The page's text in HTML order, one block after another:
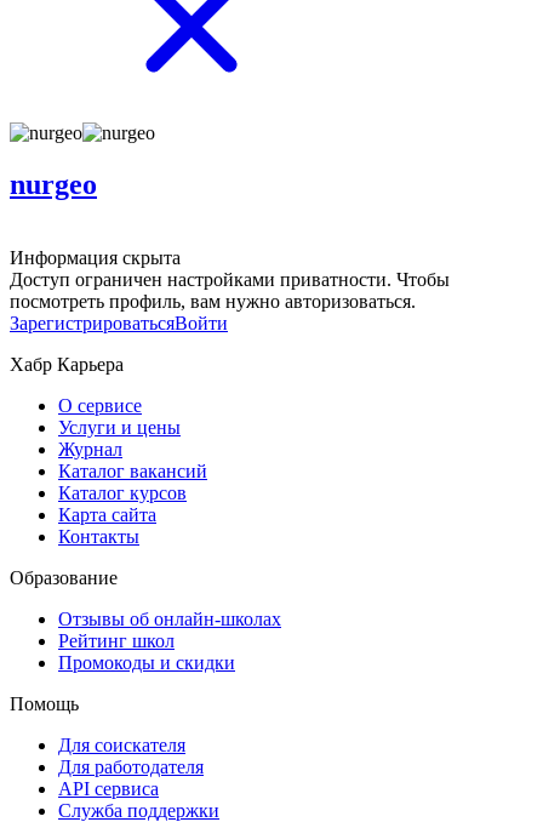
nurgeo
Информация скрыта
Доступ ограничен настройками приватности. Чтобы
посмотреть профиль, вам нужно авторизоваться.
ЗарегистрироватьсяВойти
Хабр Карьера
О сервисе
Услуги и цены
Журнал
Каталог вакансий
Каталог курсов
Карта сайта
Контакты
Образование
Отзывы об онлайн-школах
Рейтинг школ
Промокоды и скидки
Помощь
Для соискателя
Для работодателя
API сервиса
Служба поддержки